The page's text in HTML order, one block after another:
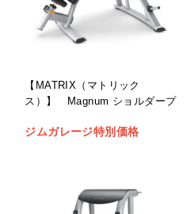
【MATRIX（マトリック
ス）】 Magnum ショルダープ
ジムガレージ特別価格